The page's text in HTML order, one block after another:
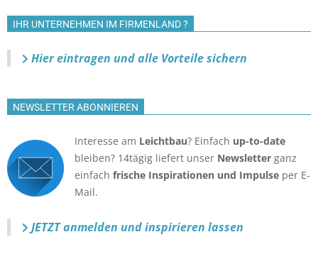
IHR UNTERNEHMEN IM FIRMENLAND ?
Hier eintragen und alle Vorteile sichern
NEWSLETTER ABONNIEREN
Interesse am Leichtbau? Einfach up-to-date
bleiben? 14tägig liefert unser Newsletter ganz
einfach frische Inspirationen und Impulse per E-
Mail.
JETZT anmelden und inspirieren lassen